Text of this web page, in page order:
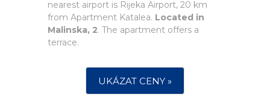
nearest airport is Rijeka Airport, 20 km
from Apartment Katalea. Located in
Malinska, 2. The apartment offers a
terrace.
UKÁZAT CENY »